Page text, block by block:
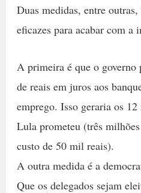
Duas medidas, entre
eficazes para acabar com a
A primeira é que o governo
de reais em juros aos
emprego. Isso geraria os
Lula prometeu (três
custo de 50 mil reais).
A outra medida é a
Que os delegados sejam